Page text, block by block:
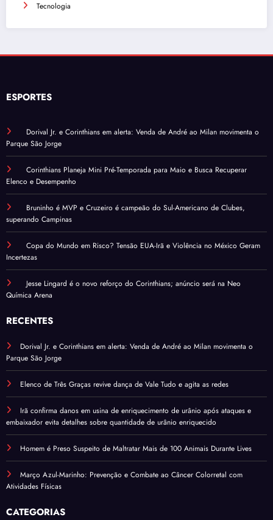
Tecnologia
ESPORTES
Dorival Jr. e Corinthians em alerta: Venda de André ao Milan movimenta o
Parque São Jorge
Corinthians Planeja Mini Pré-Temporada para Maio e Busca Recuperar
Elenco e Desempenho
Bruninho é MVP e Cruzeiro é campeão do Sul-Americano de Clubes,
superando Campinas
Copa do Mundo em Risco? Tensão EUA-Irã e Violência no México Geram
Incertezas
Jesse Lingard é o novo reforço do Corinthians; anúncio será na Neo
Química Arena
RECENTES
Dorival Jr. e Corinthians em alerta: Venda de André ao Milan movimenta o
Parque São Jorge
Elenco de Três Graças revive dança de Vale Tudo e agita as redes
Irã confirma danos em usina de enriquecimento de urânio após ataques e
embaixador evita detalhes sobre quantidade de urânio enriquecido
Homem é Preso Suspeito de Maltratar Mais de 100 Animais Durante Lives
Março Azul-Marinho: Prevenção e Combate ao Câncer Colorretal com
Atividades Físicas
CATEGORIAS